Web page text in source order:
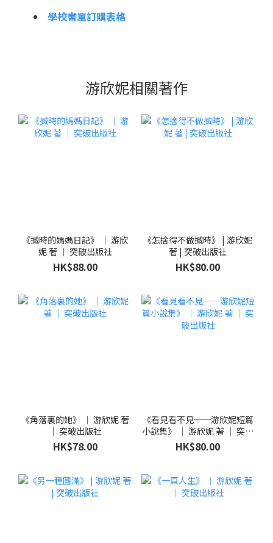
學校書單訂購表格
游欣妮相關著作
《搣時的媽媽日記》 ｜ 游欣
妮 著 ｜ 突破出版社
HK$88.00
《怎捨得不做搣時》 | 游欣妮
著 | 突破出版社
HK$80.00
《角落裏的她》 ｜ 游欣妮 著
｜ 突破出版社
HK$78.00
《看見看不見──游欣妮短篇
小說集》 ｜ 游欣妮 著 ｜ 突破
出版社
HK$80.00